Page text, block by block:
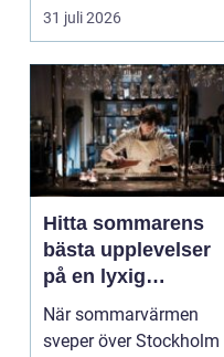
för att undvika fuk...
31 juli 2026
Hitta sommarens
bästa upplevelser
på en lyxig
uteservering på
Östermalm
När sommarvärmen
sveper över Stockholm